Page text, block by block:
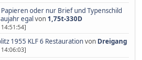
oder nur Brief und Typenschild
egalvon 1,75t-330D
1955 KLF 6 Restaurationvon Dreigang